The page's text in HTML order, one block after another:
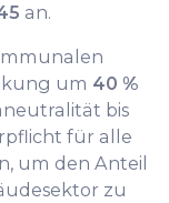
an.
um 40 %
bis
für alle
um den Anteil
zu